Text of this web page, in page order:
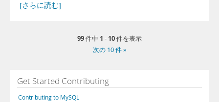
[さらに読む]
99件中 1 - 10件を表示
次の 10 件 »
Get Started Contributing
Contributing to MySQL